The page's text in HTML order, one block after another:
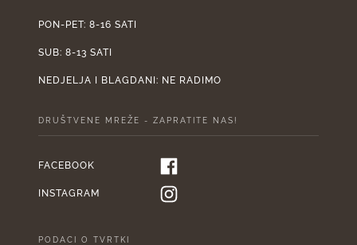
PON-PET: 8-16 SATI
SUB: 8-13 SATI
NEDJELJA I BLAGDANI: NE RADIMO
DRUŠTVENE MREŽE - ZAPRATITE NAS!
FACEBOOK
INSTAGRAM
PODACI O TVRTKI